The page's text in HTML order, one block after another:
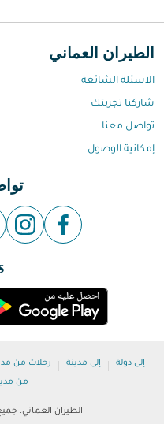
الطيران العماني
الاسئلة الشائعة
شاركنا تجربتك
تواصل معنا
إمكانية الوصول
إلى دولة | إلى مدينة | رحلات من
من
الطيران العماني.